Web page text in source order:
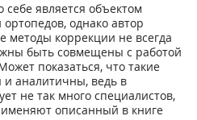
является объектом
однако автор
методы коррекции не всегда
быть совмещены с работой
показаться, что такие
аналитичны, ведь в
не так много специалистов,
описанный в книге